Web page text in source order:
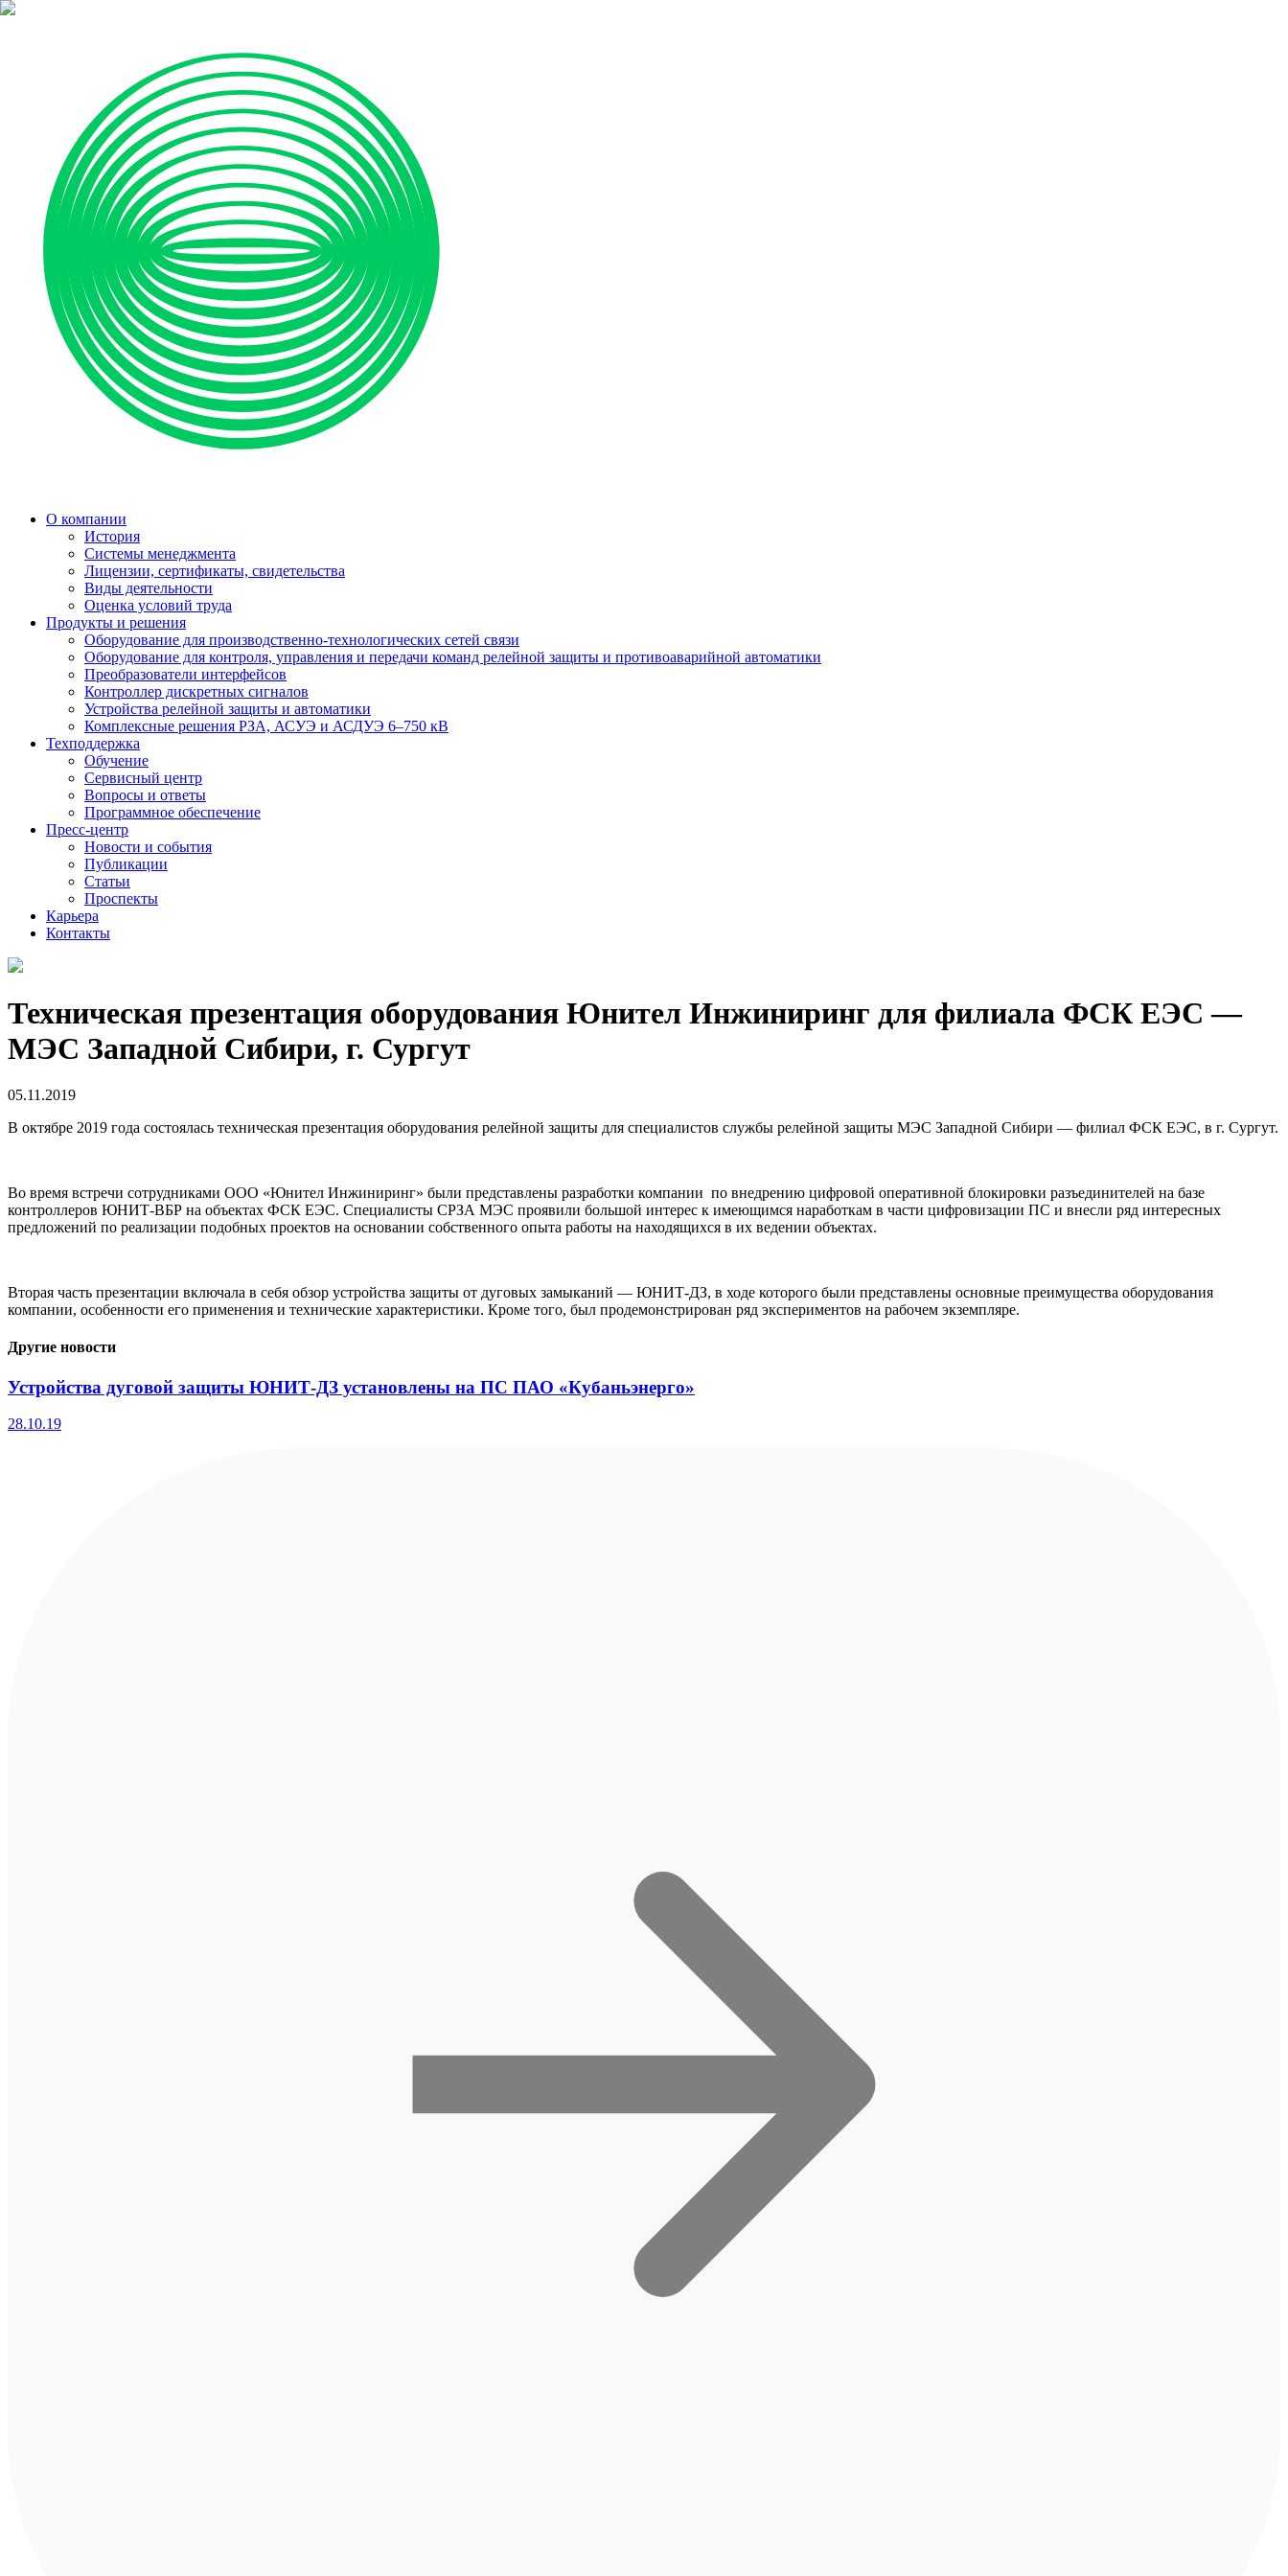
О компании
История
Системы менеджмента
Лицензии, сертификаты, свидетельства
Виды деятельности
Оценка условий труда
Продукты и решения
Оборудование для производственно-технологических сетей связи
Оборудование для контроля, управления и передачи команд релейной защиты и противоаварийной автоматики
Преобразователи интерфейсов
Контроллер дискретных сигналов
Устройства релейной защиты и автоматики
Комплексные решения РЗА, АСУЭ и АСДУЭ 6–750 кВ
Техподдержка
Обучение
Сервисный центр
Вопросы и ответы
Программное обеспечение
Пресс-центр
Новости и события
Публикации
Статьи
Проспекты
Карьера
Контакты
Техническая презентация оборудования Юнител Инжиниринг для филиала ФСК ЕЭС —
МЭС Западной Сибири, г. Сургут
05.11.2019
В октябре 2019 года состоялась техническая презентация оборудования релейной защиты для специалистов службы релейной защиты МЭС Западной Сибири — филиал ФСК ЕЭС, в г. Сургут.
Во время встречи сотрудниками ООО «Юнител Инжиниринг» были представлены разработки компании по внедрению цифровой оперативной блокировки разъединителей на базе
контроллеров ЮНИТ-ВБР на объектах ФСК ЕЭС. Специалисты СРЗА МЭС проявили большой интерес к имеющимся наработкам в части цифровизации ПС и внесли ряд интересных
предложений по реализации подобных проектов на основании собственного опыта работы на находящихся в их ведении объектах.
Вторая часть презентации включала в себя обзор устройства защиты от дуговых замыканий — ЮНИТ-ДЗ, в ходе которого были представлены основные преимущества оборудования
компании, особенности его применения и технические характеристики. Кроме того, был продемонстрирован ряд экспериментов на рабочем экземпляре.
Другие новости
Устройства дуговой защиты ЮНИТ-ДЗ установлены на ПС ПАО «Кубаньэнерго»
28.10.19